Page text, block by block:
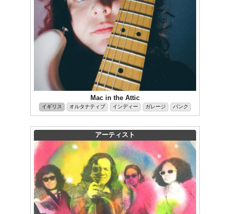
Mac in the Attic
イギリス オルタナティブ インディー ガレージ パンク
アーティスト